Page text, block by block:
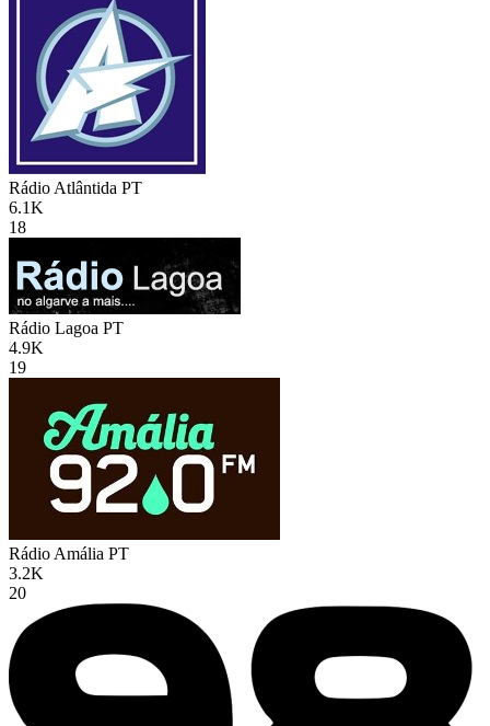
Rádio Atlântida PT
6.1K
18
Rádio Lagoa PT
4.9K
19
Rádio Amália PT
3.2K
20